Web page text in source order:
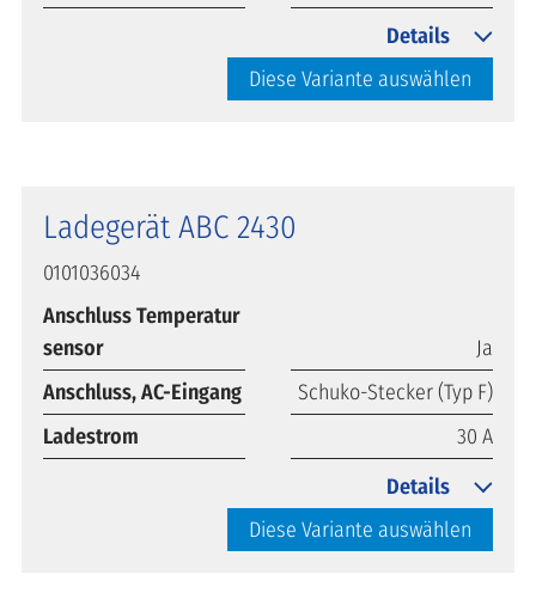
Diese Variante auswählen
Details
Ladegerät ABC 2430
0101036034
Anschluss Temperatur
sensor
Ja
Anschluss, AC-Eingang
Schuko-Stecker (Typ F)
Ladestrom
30 A
Diese Variante auswählen
Details